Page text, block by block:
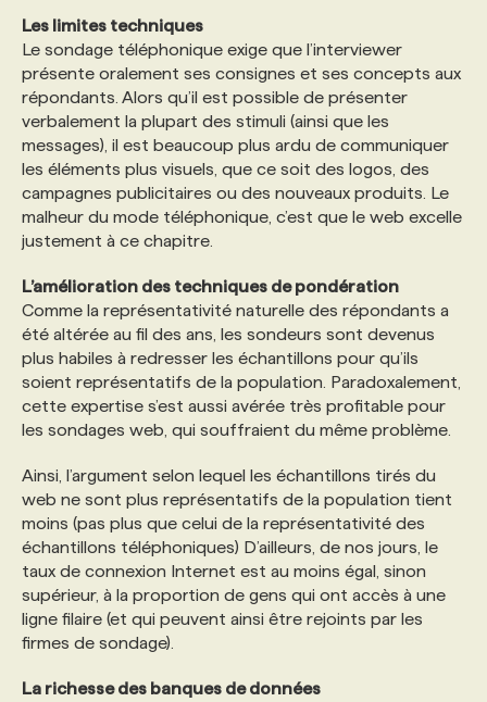
Les limites techniques
Le sondage téléphonique exige que l’interviewer
présente oralement ses consignes et ses concepts aux
répondants. Alors qu’il est possible de présenter
verbalement la plupart des stimuli (ainsi que les
messages), il est beaucoup plus ardu de communiquer
les éléments plus visuels, que ce soit des logos, des
campagnes publicitaires ou des nouveaux produits. Le
malheur du mode téléphonique, c’est que le web excelle
justement à ce chapitre.
L’amélioration des techniques de pondération
Comme la représentativité naturelle des répondants a
été altérée au fil des ans, les sondeurs sont devenus
plus habiles à redresser les échantillons pour qu’ils
soient représentatifs de la population. Paradoxalement,
cette expertise s’est aussi avérée très profitable pour
les sondages web, qui souffraient du même problème.
Ainsi, l’argument selon lequel les échantillons tirés du
web ne sont plus représentatifs de la population tient
moins (pas plus que celui de la représentativité des
échantillons téléphoniques) D’ailleurs, de nos jours, le
taux de connexion Internet est au moins égal, sinon
supérieur, à la proportion de gens qui ont accès à une
ligne filaire (et qui peuvent ainsi être rejoints par les
firmes de sondage).
La richesse des banques de données